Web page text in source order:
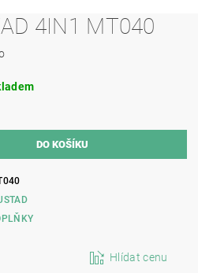
4IN1 MT040
Hlídat cenu